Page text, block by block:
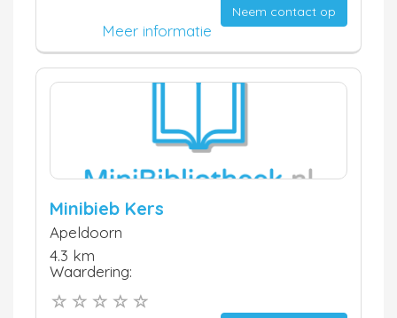
Neem contact op
Meer informatie
Minibieb Kers
Apeldoorn
4.3 km
Waardering: